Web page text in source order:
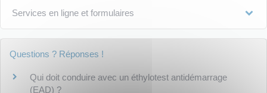
Services en ligne et formulaires
Questions ? Réponses !
Qui doit conduire avec un éthylotest antidémarrage
(EAD) ?